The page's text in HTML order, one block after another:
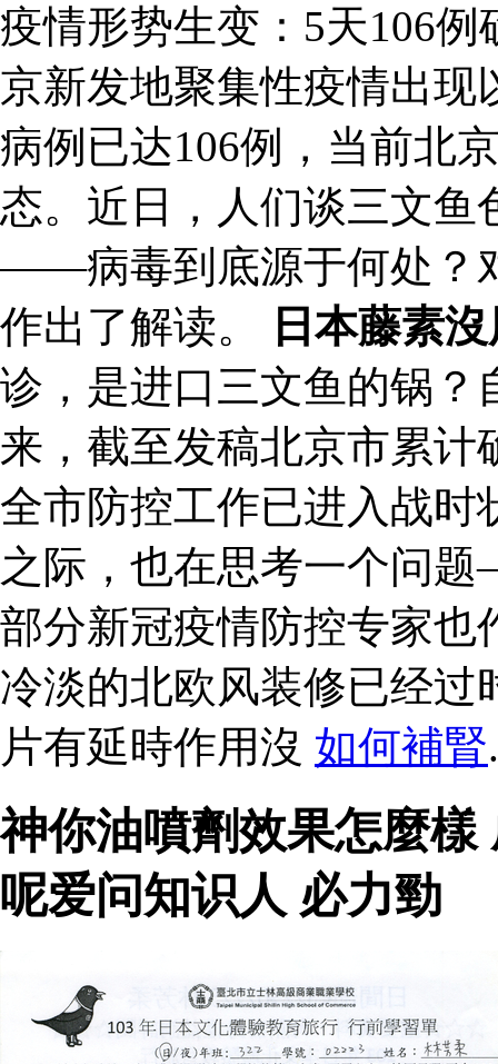
疫情形势生变：5天106
京新发地聚集性疫情出现
病例已达106例，当前北
态。近日，人们谈三文鱼
——病毒到底源于何处？
作出了解读。
日本藤素
诊，是进口三文鱼的锅？
来，截至发稿北京市累计
全市防控工作已进入战时
之际，也在思考一个问
部分新冠疫情防控专家
冷淡的北欧风装修已经过
片有延時作用沒 如何補腎.
神你油噴劑效果怎麼
呢爱问知识人 必力勁